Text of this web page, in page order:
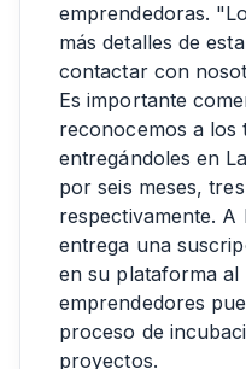
emprendedoras.
más detalles de
contactar con
Es importante
reconocemos a los
entregándoles en
por seis meses,
respectivamente. A
entrega una
en su plataforma al
emprendedores
proceso de
proyectos.